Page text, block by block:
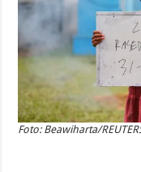
Foto: Beawiharta/